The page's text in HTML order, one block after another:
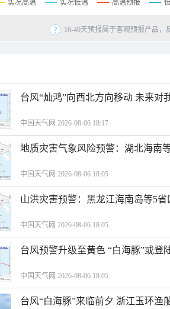
实况高温 实况低温 高温预报
16-40天预报属于客观预报产品
台风“灿鸿”向西北方向移动 未来对
中国天气网 2026-08-06 18:17
地质灾害气象风险预警：湖北海南
中国天气网 2026-08-06 18:05
山洪灾害预警：黑龙江海南岛等5
中国天气网 2026-08-06 18:05
台风预警升级至黄色 “白海豚”或登
中国天气网 2026-08-06 18:05
台风“白海豚”来临前夕 浙江玉环渔